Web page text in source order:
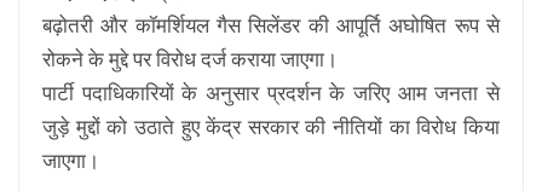
बढ़ोतरी और कॉमर्शियल गैस सिलेंडर की आपूर्ति अघोषित रूप से
रोकने के मुद्दे पर विरोध दर्ज कराया जाएगा।
पार्टी पदाधिकारियों के अनुसार प्रदर्शन के जरिए आम जनता से
जुड़े मुद्दों को उठाते हुए केंद्र सरकार की नीतियों का विरोध किया
जाएगा।